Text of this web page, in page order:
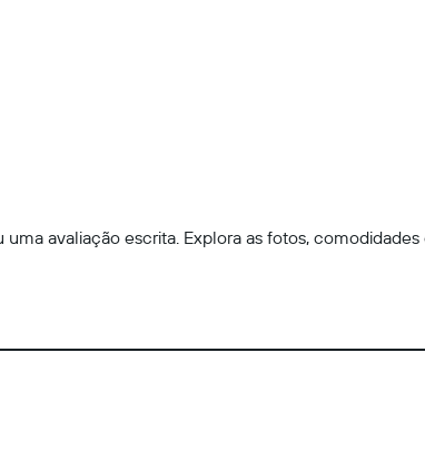
avaliação escrita. Explora as fotos,